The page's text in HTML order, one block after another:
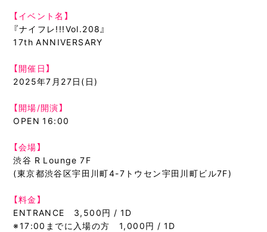
【イベント名】
『ナイフレ!!!Vol.208』
17th ANNIVERSARY
【開催日】
2025年7月27日(日)
【開場/開演】
OPEN 16:00
【会場】
渋谷 R Lounge 7F
(東京都渋谷区宇田川町4-7トウセン宇田川町ビル7F)
【料金】
ENTRANCE 3,500円 / 1D
※17:00までに入場の方 1,000円 / 1D